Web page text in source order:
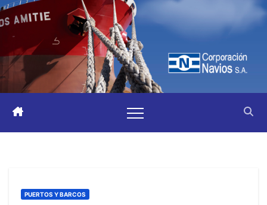
PUERTOS Y BARCOS